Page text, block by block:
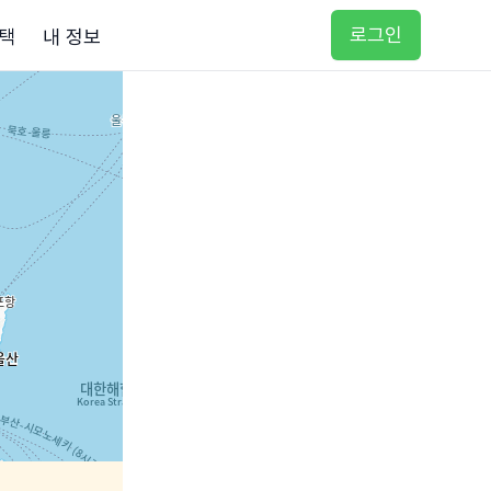
내 정보 로그인